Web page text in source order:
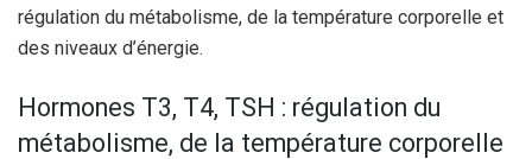
régulation du métabolisme, de la température corporelle et
des niveaux d’énergie.
Hormones T3, T4, TSH : régulation du
métabolisme, de la température corporelle